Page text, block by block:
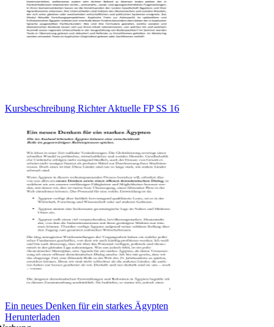
Kursbeschreibung Richter Aktuelle FP SS 16
Ein neues Denken für ein starkes Ägypten
Herunterladen